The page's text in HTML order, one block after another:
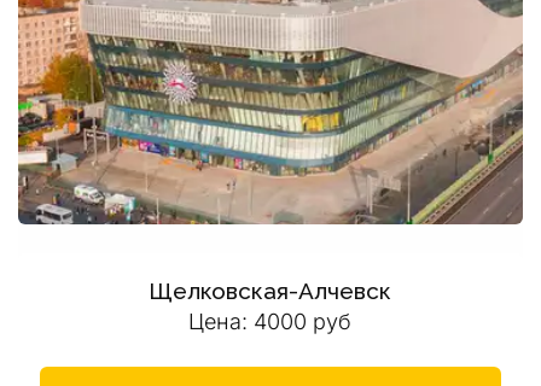
Щелковская-Алчевск
Цена: 4000 руб